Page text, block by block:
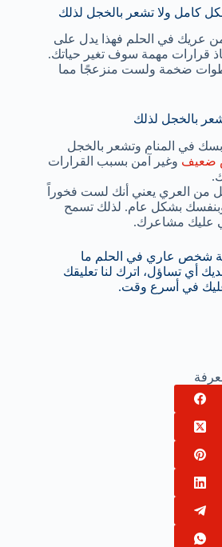
كامل ولا تشعر بالخجل لذلك
عريك في الحلم فهذا يدل على
قرارات مهمة سوف تغير حياتك.
ضخمة ولست منزعجًا مما
بالخجل لذلك
في المنام وتشعر بالخجل
وغير آمن بسبب القرارات
من العري يعني أنك لست فخوراً
بشكل عام. لذلك تسمح
عليك مشاعرك.
شخص عاري في الحلم ما
أي تساؤل، اترك لنا تعليقك
في أسرع وقت.